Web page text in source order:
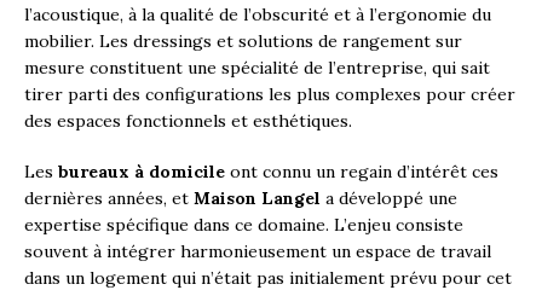
l’acoustique, à la qualité de l’obscurité et à l’ergonomie du
mobilier. Les dressings et solutions de rangement sur
mesure constituent une spécialité de l’entreprise, qui sait
tirer parti des configurations les plus complexes pour créer
des espaces fonctionnels et esthétiques.
Les bureaux à domicile ont connu un regain d’intérêt ces
dernières années, et Maison Langel a développé une
expertise spécifique dans ce domaine. L’enjeu consiste
souvent à intégrer harmonieusement un espace de travail
dans un logement qui n’était pas initialement prévu pour cet